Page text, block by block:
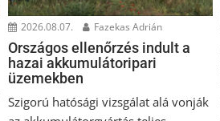
2026.08.07. Fazekas Adrián
Országos ellenőrzés indult a
hazai akkumulátoripari
üzemekben
Szigorú hatósági vizsgálat alá vonják